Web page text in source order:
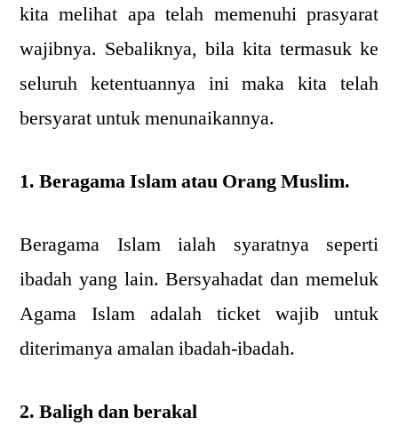
kita melihat apa telah memenuhi prasyarat
wajibnya. Sebaliknya, bila kita termasuk ke
seluruh ketentuannya ini maka kita telah
bersyarat untuk menunaikannya.
1. Beragama Islam atau Orang Muslim.
Beragama Islam ialah syaratnya seperti
ibadah yang lain. Bersyahadat dan memeluk
Agama Islam adalah ticket wajib untuk
diterimanya amalan ibadah-ibadah.
2. Baligh dan berakal